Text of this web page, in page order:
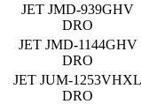
JET JMD-939GHV
DRO
JET JMD-1144GHV
DRO
JET JUM-1253VHXL
DRO